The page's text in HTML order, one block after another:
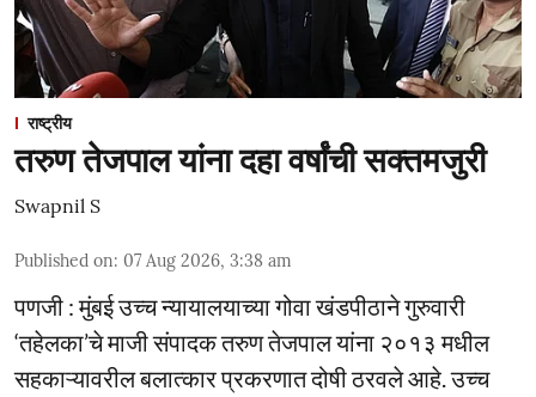
राष्ट्रीय
तरुण तेजपाल यांना दहा वर्षांची सक्तमजुरी
Swapnil S
Published on: 07 Aug 2026, 3:38 am
पणजी : मुंबई उच्च न्यायालयाच्या गोवा खंडपीठाने गुरुवारी
‘तहेलका’चे माजी संपादक तरुण तेजपाल यांना २०१३ मधील
सहकाऱ्यावरील बलात्कार प्रकरणात दोषी ठरवले आहे. उच्च